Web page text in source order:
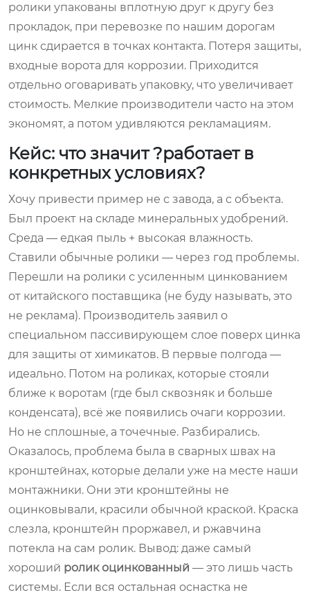
ролики упакованы вплотную друг к другу без
прокладок, при перевозке по нашим дорогам
цинк сдирается в точках контакта. Потеря защиты,
входные ворота для коррозии. Приходится
отдельно оговаривать упаковку, что увеличивает
стоимость. Мелкие производители часто на этом
экономят, а потом удивляются рекламациям.
Кейс: что значит ?работает в
конкретных условиях?
Хочу привести пример не с завода, а с объекта.
Был проект на складе минеральных удобрений.
Среда — едкая пыль + высокая влажность.
Ставили обычные ролики — через год проблемы.
Перешли на ролики с усиленным цинкованием
от китайского поставщика (не буду называть, это
не реклама). Производитель заявил о
специальном пассивирующем слое поверх цинка
для защиты от химикатов. В первые полгода —
идеально. Потом на роликах, которые стояли
ближе к воротам (где был сквозняк и больше
конденсата), всё же появились очаги коррозии.
Но не сплошные, а точечные. Разбирались.
Оказалось, проблема была в сварных швах на
кронштейнах, которые делали уже на месте наши
монтажники. Они эти кронштейны не
оцинковывали, красили обычной краской. Краска
слезла, кронштейн проржавел, и ржавчина
потекла на сам ролик. Вывод: даже самый
хороший ролик оцинкованный — это лишь часть
системы. Если вся остальная оснастка не